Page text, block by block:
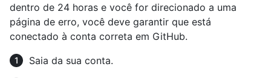
dentro de 24 horas e você for direcionado a uma
página de erro, você deve garantir que está
conectado à conta correta em GitHub.
Saia da sua conta.